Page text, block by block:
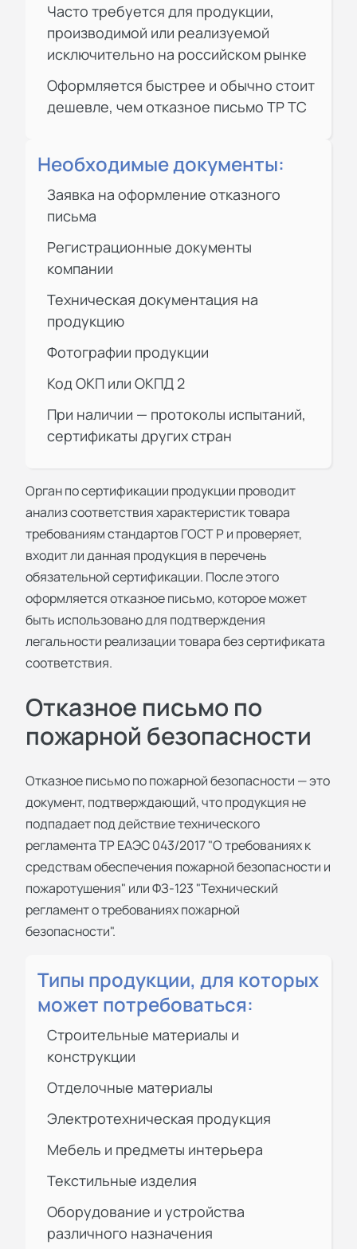
Часто требуется для продукции,
производимой или реализуемой
исключительно на российском рынке
Оформляется быстрее и обычно стоит
дешевле, чем отказное письмо ТР ТС
Необходимые документы:
Заявка на оформление отказного
письма
Регистрационные документы
компании
Техническая документация на
продукцию
Фотографии продукции
Код ОКП или ОКПД 2
При наличии — протоколы испытаний,
сертификаты других стран
Орган посертификации продукции проводит
анализ соответствия характеристик товара
требованиям стандартов ГОСТ Р и проверяет,
входит ли данная продукция в перечень
обязательной сертификации. После этого
оформляется отказное письмо, которое может
быть использовано для подтверждения
легальности реализации товара без сертификата
соответствия.
Отказное письмо по
пожарной безопасности
Отказное письмо по пожарной безопасности — это
документ, подтверждающий, что продукция не
подпадает под действие технического
регламента ТР ЕАЭС 043/2017 "О требованиях к
средствам обеспечения пожарной безопасности и
пожаротушения" или ФЗ-123 "Технический
регламент о требованиях пожарной
безопасности".
Типы продукции, для которых
может потребоваться:
Строительные материалы и
конструкции
Отделочные материалы
Электротехническая продукция
Мебель и предметы интерьера
Текстильные изделия
Оборудование и устройства
различного назначения